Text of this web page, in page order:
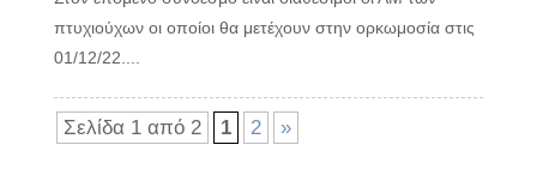
πτυχιούχων οι οποίοι θα μετέχουν στην ορκωμοσία στις
01/12/22....
Σελίδα 1 από 2 1 2 »